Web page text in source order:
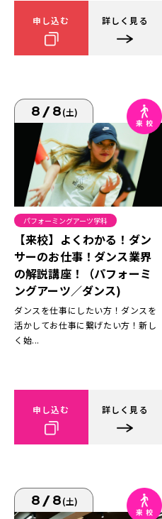
申し込む 詳しく見る
8/8(土)
パフォーミングアーツ学科
【来校】よくわかる！ダン
サーのお仕事！ダンス業界
の解説講座！（パフォーミ
ングアーツ／ダンス)
ダンスを仕事にしたい方！ダンスを
活かしてお仕事に繋げたい方！新し
く始...
申し込む 詳しく見る
8/8(土)